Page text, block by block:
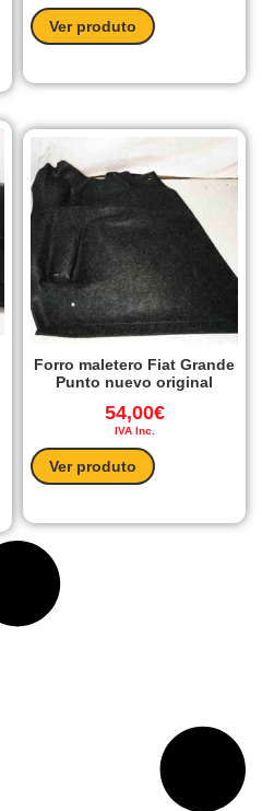
Ver produto
Forro maletero Fiat Grande
Punto nuevo original
54,00€
IVA Inc.
Ver produto